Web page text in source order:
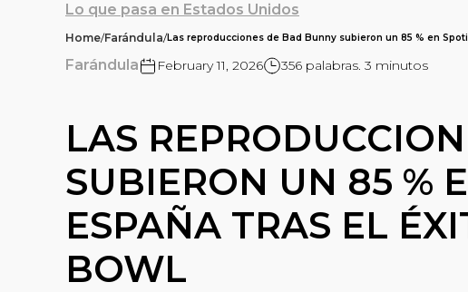
Lo que pasa en Estados Unidos
Home/Farándula/Las reproducciones de Bad Bunny subieron un 85 % en
Farándula February 11, 2026 356 palabras. 3 minutos
LAS
SUBIERON UN 85 %
ESPAÑA TRAS EL
BOWL